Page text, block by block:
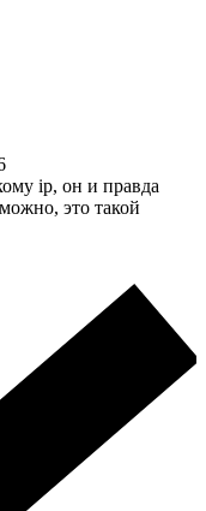
ip, он и правда
это такой